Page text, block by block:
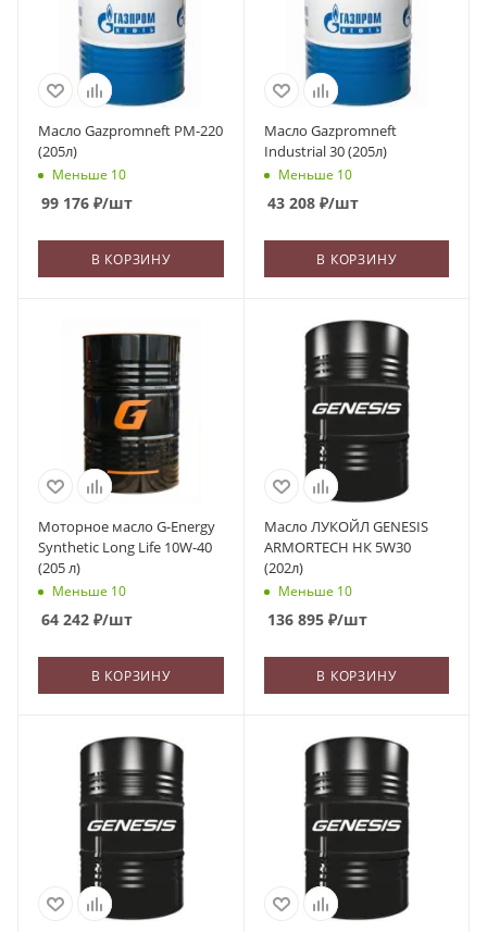
Масло Gazpromneft PM-220
(205л)
Меньше 10
99 176 ₽/шт
В КОРЗИНУ
Масло Gazpromneft
Industrial 30 (205л)
Меньше 10
43 208₽/шт
В КОРЗИНУ
Моторное масло G-Energy
Synthetic Long Life 10W-40
(205 л)
Меньше 10
64 242 ₽/шт
В КОРЗИНУ
Масло ЛУКОЙЛ GENESIS
ARMORTECH НК 5W30
(202л)
Меньше 10
136 895₽/шт
В КОРЗИНУ